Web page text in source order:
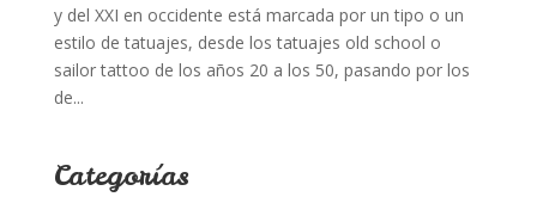
y del XXI en occidente está marcada por un tipo o un
estilo de tatuajes, desde los tatuajes old school o
sailor tattoo de los años 20 a los 50, pasando por los
de...
Categorías